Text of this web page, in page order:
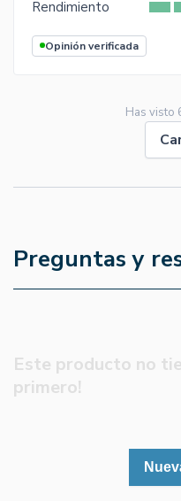
Rendimiento
Opinión verificada
Has visto
Preguntas y
Este producto no
primero!